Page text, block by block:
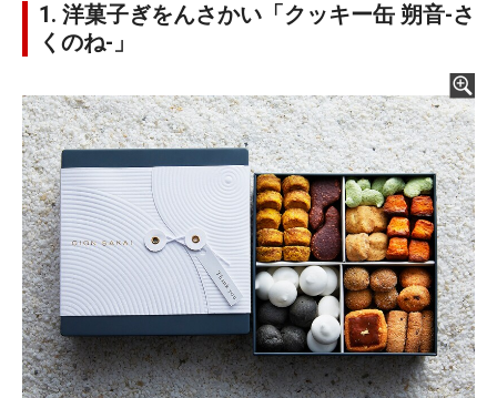
1. 洋菓子ぎをんさかい「クッキー缶 朔音-さ
くのね-」